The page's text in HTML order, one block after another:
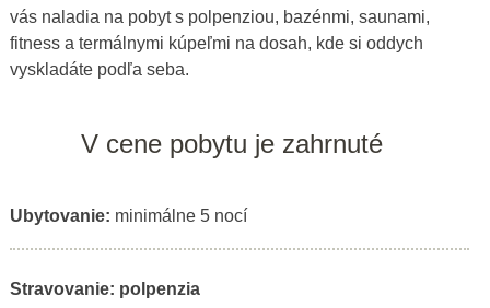
vás naladia na pobyt s polpenziou, bazénmi, saunami,
fitness a termálnymi kúpeľmi na dosah, kde si oddych
vyskladáte podľa seba.
V cene pobytu je zahrnuté
Ubytovanie: minimálne 5 nocí
Stravovanie: polpenzia